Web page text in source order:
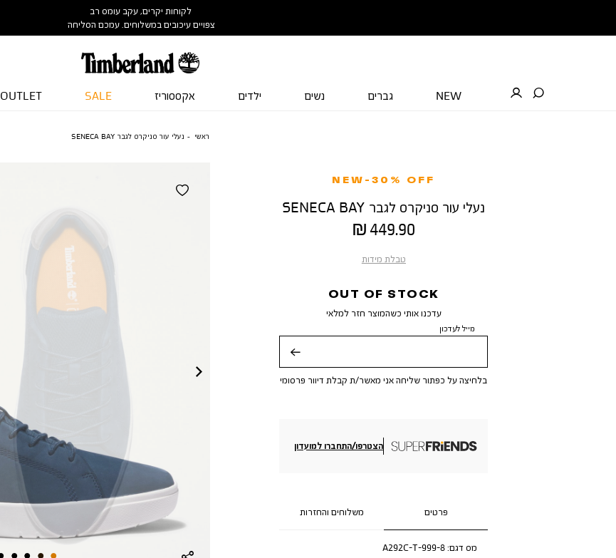
לקוחות יקרים, עקב עומס רב
צפויים עיכובים במשלוחים. עמכם הסליחה
NEW גברים נשים ילדים אקססוריז SALE
OUTLET
ראשי נעלי עור סניקרס לגבר SENECA BAY
NEW-30% OFF
נעלי עור סניקרס לגבר SENECA BAY
מחיר
מוצר
449.90 ₪
טבלת מידות
OUT OF STOCK
עדכנו אותי כשהמוצר חזר למלאי
מייל לעדכון
בלחיצה על כפתור שליחה אני מאשר/ת קבלת דיוור פרסומי
הצטרפו/התחברו למועדון
פרטים משלוחים והחזרות
מס דגם:A292C-T-999-8